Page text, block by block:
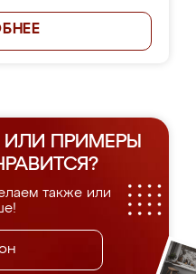
ИЛИ ПРИМЕРЫ
также или